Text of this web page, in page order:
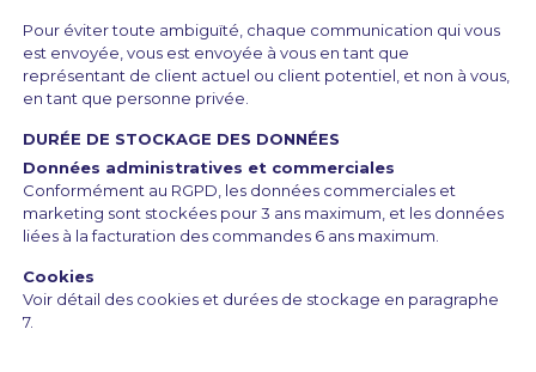
Pour éviter toute ambiguïté, chaque communication qui vous
est envoyée, vous est envoyée à vous en tant que
représentant de client actuel ou client potentiel, et non à vous,
en tant que personne privée.
DURÉE DE STOCKAGE DES DONNÉES
Données administratives et commerciales
Conformément au RGPD, les données commerciales et
marketing sont stockées pour 3 ans maximum, et les données
liées à la facturation des commandes 6 ans maximum.
Cookies
Voir détail des cookies et durées de stockage en paragraphe
7.